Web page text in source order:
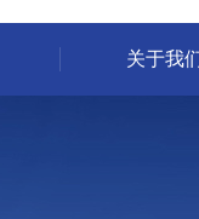
关于我